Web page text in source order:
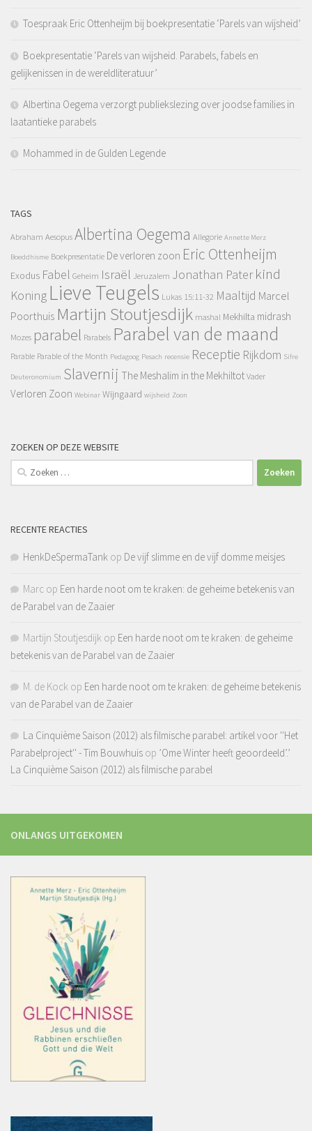
Toespraak Eric Ottenheijm bij boekpresentatie ‘Parels van wijsheid’
Boekpresentatie ‘Parels van wijsheid. Parabels, fabels en
gelijkenissen in de wereldliteratuur’
Albertina Oegema verzorgt publiekslezing over joodse families in
laatantieke parabels
Mohammed in de Gulden Legende
TAGS
Abraham Aesopus Albertina Oegema Allegorie Annette Merz
Boeddhisme Boekpresentatie De verloren zoon Eric Ottenheijm
Exodus Fabel Geheim Israël Jeruzalem Jonathan Pater kind
Koning Lieve Teugels Lukas 15:11-32 Maaltijd Marcel
Poorthuis Martijn Stoutjesdijk mashal Mekhilta midrash
Mozes parabel Parabels Parabel van de maand
Parable Parable of the Month Pedagoog Pesach recensie Receptie Rijkdom Sifre
Deuteronomium Slavernij The Meshalim in the Mekhiltot Vader
Verloren Zoon Webinar Wijngaard wijsheid Zoon
ZOEKEN OP DEZE WEBSITE
Zoeken
naar:
RECENTE REACTIES
HenkDeSpermaTank op De vijf slimme en de vijf domme meisjes
Marc op Een harde noot om te kraken: de geheime betekenis van
de Parabel van de Zaaier
Martijn Stoutjesdijk op Een harde noot om te kraken: de geheime
betekenis van de Parabel van de Zaaier
M. de Kock op Een harde noot om te kraken: de geheime betekenis
van de Parabel van de Zaaier
La Cinquième Saison (2012) als filmische parabel: artikel voor ''Het
Parabelproject'' - Tim Bouwhuis op ’Ome Winter heeft geoordeeld’.’
La Cinquième Saison (2012) als filmische parabel
ONLANGS UITGEKOMEN